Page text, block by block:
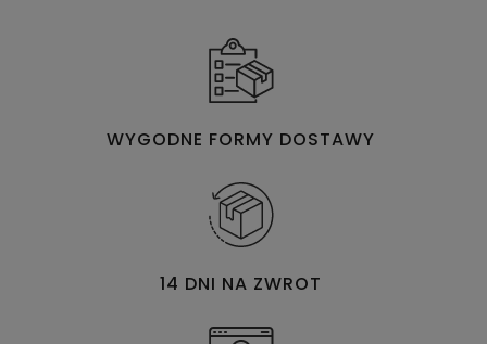
WYGODNE FORMY DOSTAWY
14 DNI NA ZWROT